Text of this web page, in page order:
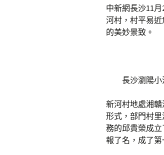
中新網長沙11
河村，村平易
的美妙景致。
長沙瀏陽小
新河村地處湘
形式，部門村
務的邱貴榮成
報了名，成了